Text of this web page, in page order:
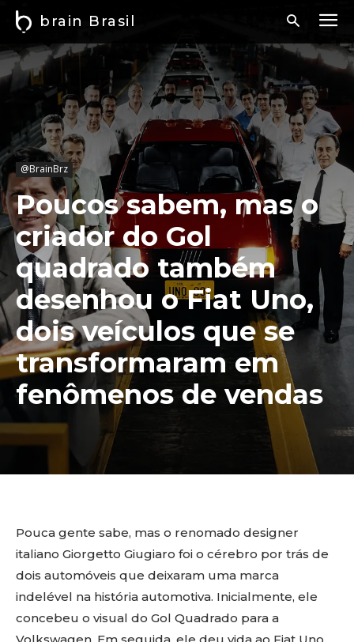
brain Brasil
@BrainBrz
Poucos sabem, mas o
criador do Gol
quadrado também
desenhou o Fiat Uno,
dois veículos que se
transformaram em
fenômenos de vendas
Pouca gente sabe, mas o renomado designer
italiano Giorgetto Giugiaro foi o cérebro por trás de
dois automóveis que deixaram uma marca
indelével na história automotiva. Inicialmente, ele
concebeu o visual do Gol Quadrado para a